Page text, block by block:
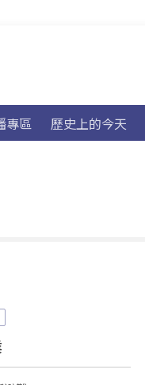
專區 歷史上的今天